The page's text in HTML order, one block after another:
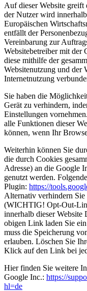
Auf dieser Website
der Nutzer wird
Europäischen
entfällt der
Vereinbarung zur
Websitebetreiber mit der
diese mithilfe der
Websitenutzung und der
Internetnutzung
Sie haben die
Gerät zu verhindern,
Einstellungen
alle Funktionen dieser
können, wenn Ihr
Weiterhin können Sie
die durch Cookies
Adresse) an die Google
genutzt werden.
Plugin: https://
Alternativ verhindern
(WICHTIG! Opt-Out-
innerhalb dieser
obigen Link laden Sie
muss die Speicherung
erlauben. Löschen Sie
Klick auf den Link bei
Hier finden Sie weitere
Google Inc.: https://
hl=de